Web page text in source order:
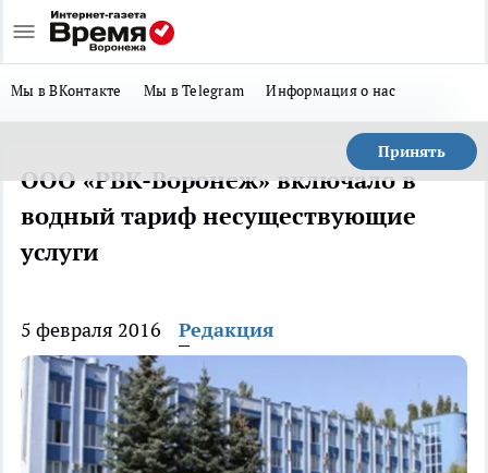
Мы в ВКонтакте Мы в Telegram Информация о нас
Принять
ООО «РВК-Воронеж» включало в
водный тариф несуществующие
услуги
5 февраля 2016 Редакция